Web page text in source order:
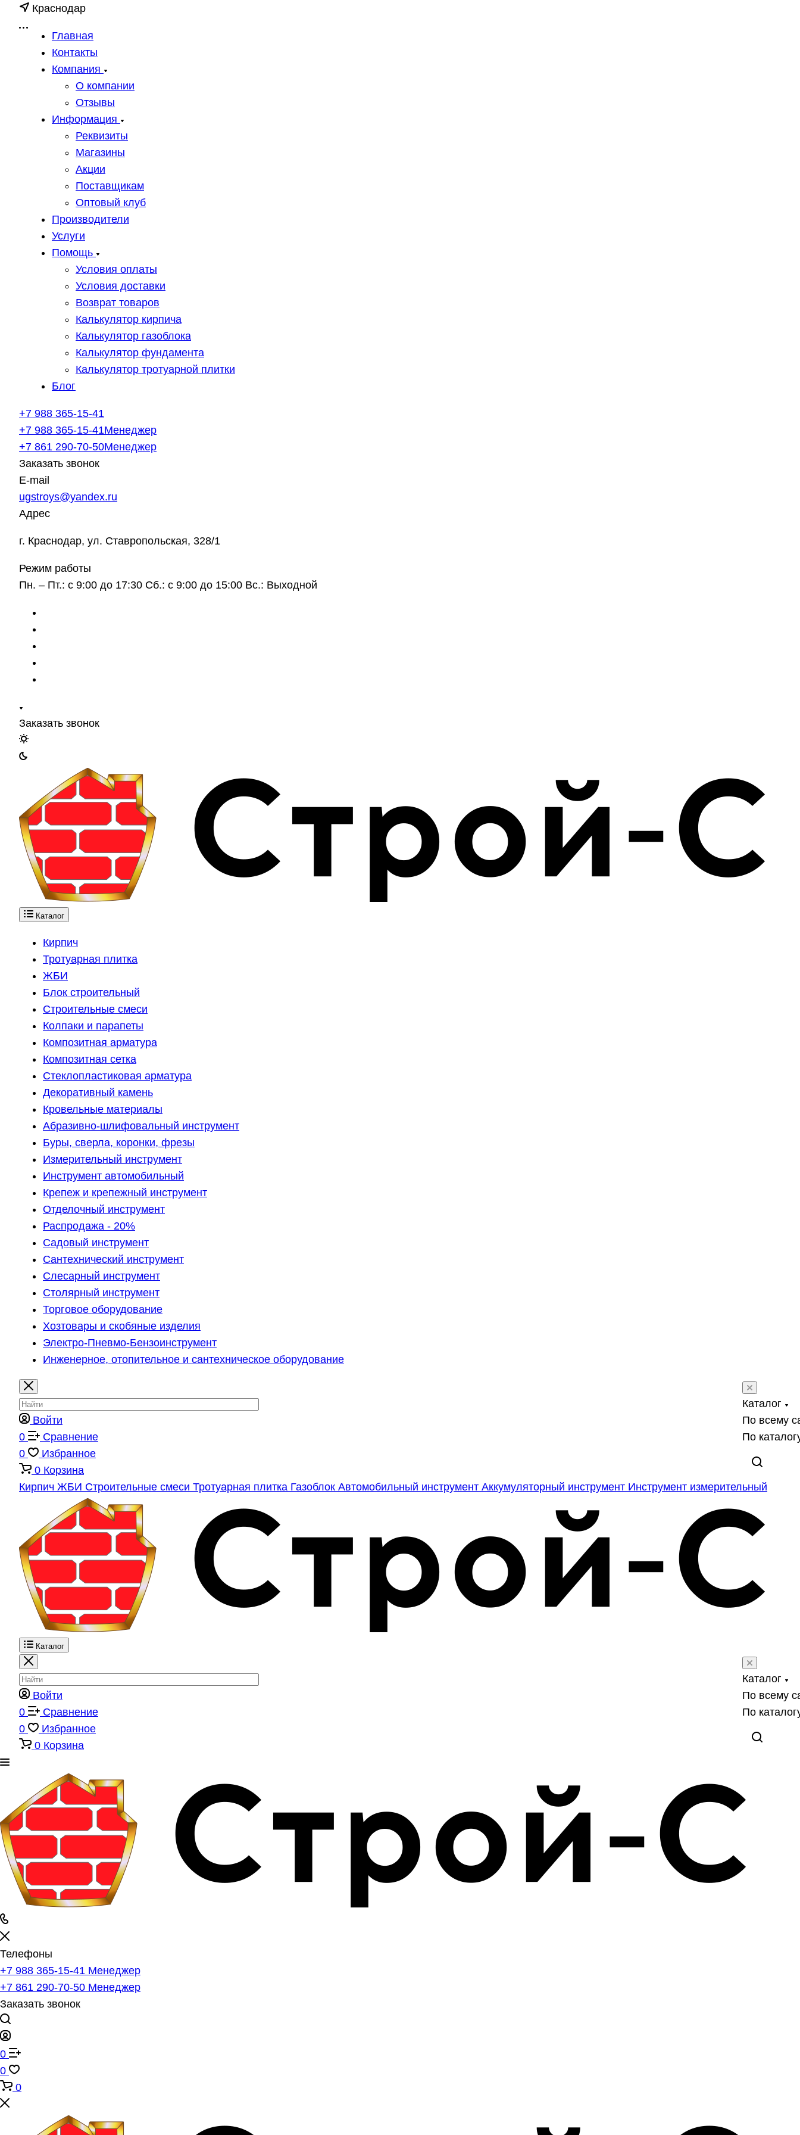
Краснодар
Главная
Контакты
Компания
О компании
Отзывы
Информация
Реквизиты
Магазины
Акции
Поставщикам
Оптовый клуб
Производители
Услуги
Помощь
Условия оплаты
Условия доставки
Возврат товаров
Калькулятор кирпича
Калькулятор газоблока
Калькулятор фундамента
Калькулятор тротуарной плитки
Блог
+7 988 365-15-41
+7 988 365-15-41Менеджер
+7 861 290-70-50Менеджер
Заказать звонок
E-mail
ugstroys@yandex.ru
Адрес
г. Краснодар, ул. Ставропольская, 328/1
Режим работы
Пн. – Пт.: с 9:00 до 17:30 Сб.: с 9:00 до 15:00 Вс.: Выходной
Заказать звонок
Каталог
Кирпич
Тротуарная плитка
ЖБИ
Блок строительный
Строительные смеси
Колпаки и парапеты
Композитная арматура
Композитная сетка
Стеклопластиковая арматура
Декоративный камень
Кровельные материалы
Абразивно-шлифовальный инструмент
Буры, сверла, коронки, фрезы
Измерительный инструмент
Инструмент автомобильный
Крепеж и крепежный инструмент
Отделочный инструмент
Распродажа - 20%
Садовый инструмент
Сантехнический инструмент
Слесарный инструмент
Столярный инструмент
Торговое оборудование
Хозтовары и скобяные изделия
Электро-Пневмо-Бензоинструмент
Инженерное, отопительное и сантехническое оборудование
Каталог
По всему
По
Войти
0
Сравнение
0
Избранное
0 Корзина
Кирпич ЖБИ Строительные смеси Тротуарная плитка Газоблок Автомобильный инструмент Аккумуляторный инструмент Инструмент измерительный
Каталог
Каталог
По всему
По
Войти
0
Сравнение
0
Избранное
0 Корзина
Телефоны
+7 988 365-15-41 Менеджер
+7 861 290-70-50 Менеджер
Заказать звонок
0
0
0